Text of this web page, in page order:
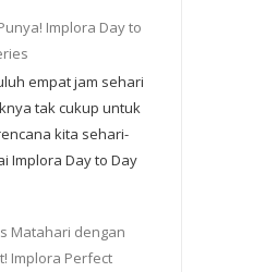
Implora Day to
empat jam sehari
tak cukup untuk
kita sehari-
Implora Day to Day
Matahari dengan
Implora Perfect